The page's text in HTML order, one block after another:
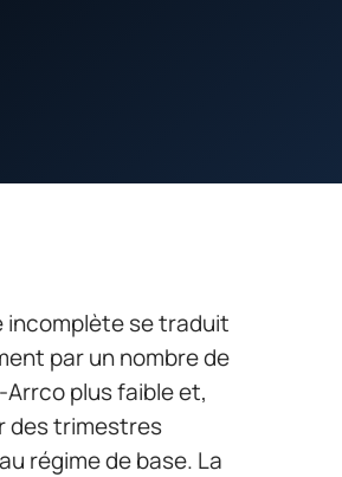
incomplète se traduit
par un nombre de
plus faible et,
des trimestres
régime de base. La